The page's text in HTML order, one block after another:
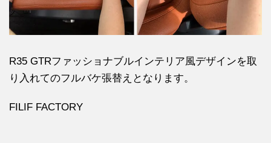
R35 GTRファッショナブルインテリア風デザインを取
り入れてのフルバケ張替えとなります。
FILIF FACTORY